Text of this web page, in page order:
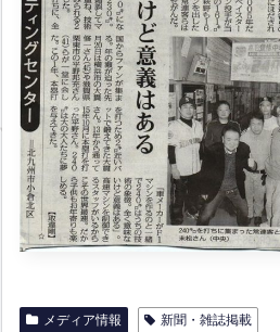
メディア情報 新聞・雑誌掲載